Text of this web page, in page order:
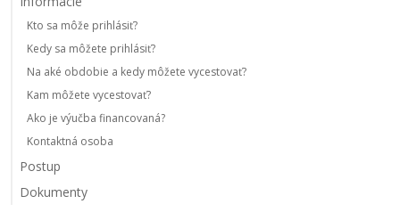
Kto sa môže prihlásiť?
Kedy sa môžete prihlásiť?
Na aké obdobie a kedy môžete vycestovať?
Kam môžete vycestovať?
Ako je výučba financovaná?
Kontaktná osoba
Postup
Dokumenty